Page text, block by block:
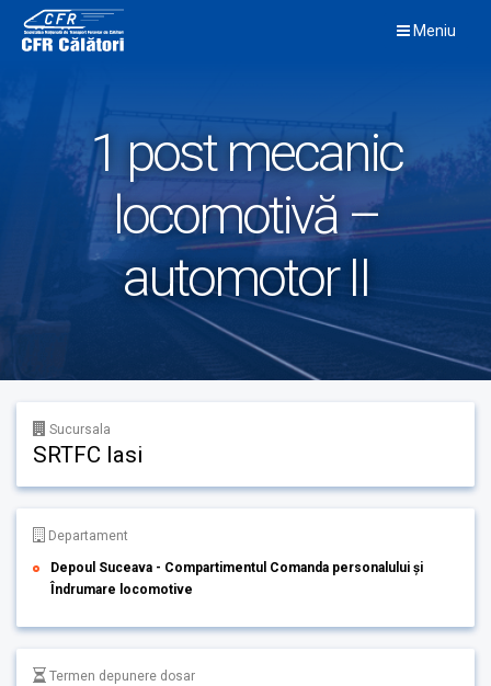
content
Meniu
1 post mecanic
locomotivă –
automotor II
Sucursala
SRTFC Iasi
Departament
Depoul Suceava - Compartimentul Comanda personalului și
Îndrumare locomotive
Termen depunere dosar